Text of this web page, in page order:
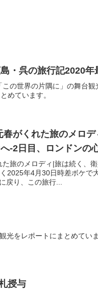
・呉の旅行記2020
の世界の片隅に」の舞台
めています。
がくれた旅のメロ
-2日目、ロンドンの
旅のメロディ|旅は続く、
2025年4月30日時差ボケで
戻り、この旅行...
光をレポートにまとめてい
授与